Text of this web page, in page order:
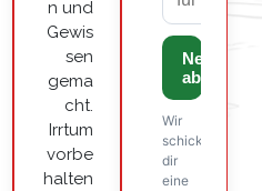
n und
Gewis
sen
gema
cht.
Irrtum
vorbe
halten